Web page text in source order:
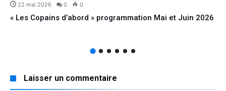
22 mai 2026 0 0
« Les Copains d’abord » programmation Mai et Juin 2026
Laisser un commentaire